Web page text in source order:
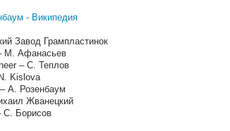
- Википедия
Завод Грампластинок
М. Афанасьев
– С. Теплов
Kislova
А. Розенбаум
Жванецкий
С. Борисов